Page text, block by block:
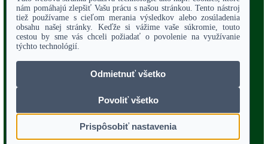
ÚVODNÁ STRANA
Online parts katalógy
O NÁS
SERVIS
Služby - záhrada
OBCHODNÉ PODMIENKY
REKLAMAČNÝ PORIADOK
VZOROVÝ FORMULÁR ODSTÚPENIA OD ZMLUVY
TECHNICKÉ VÝKRESY
KONTAKT